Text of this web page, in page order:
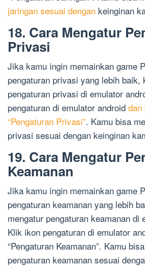
jaringan sesuai dengan keinginan
18. Cara Mengatur
Privasi
Jika kamu ingin memainkan game
pengaturan privasi yang lebih baik,
pengaturan privasi di emulator
pengaturan di emulator android dan
“Pengaturan Privasi”. Kamu bisa
privasi sesuai dengan keinginan
19. Cara Mengatur
Keamanan
Jika kamu ingin memainkan game
pengaturan keamanan yang lebih
mengatur pengaturan keamanan di
Klik ikon pengaturan di emulator
“Pengaturan Keamanan”. Kamu
pengaturan keamanan sesuai